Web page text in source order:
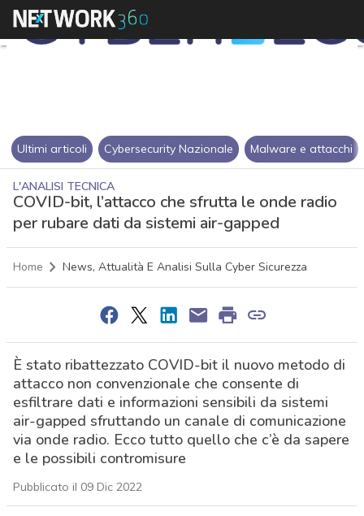
Ultimi articoli Cybersecurity Nazionale Malware e attacchi
L'ANALISI TECNICA
COVID-bit, l’attacco che sfrutta le onde radio
per rubare dati da sistemi air-gapped
Home News, Attualità E Analisi Sulla Cyber Sicurezza
È stato ribattezzato COVID-bit il nuovo metodo di
attacco non convenzionale che consente di
esfiltrare dati e informazioni sensibili da sistemi
air-gapped sfruttando un canale di comunicazione
via onde radio. Ecco tutto quello che c’è da sapere
e le possibili contromisure
Pubblicato il 09 Dic 2022